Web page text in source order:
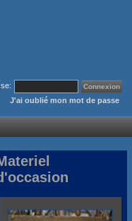
J'ai oublié mon mot de passe